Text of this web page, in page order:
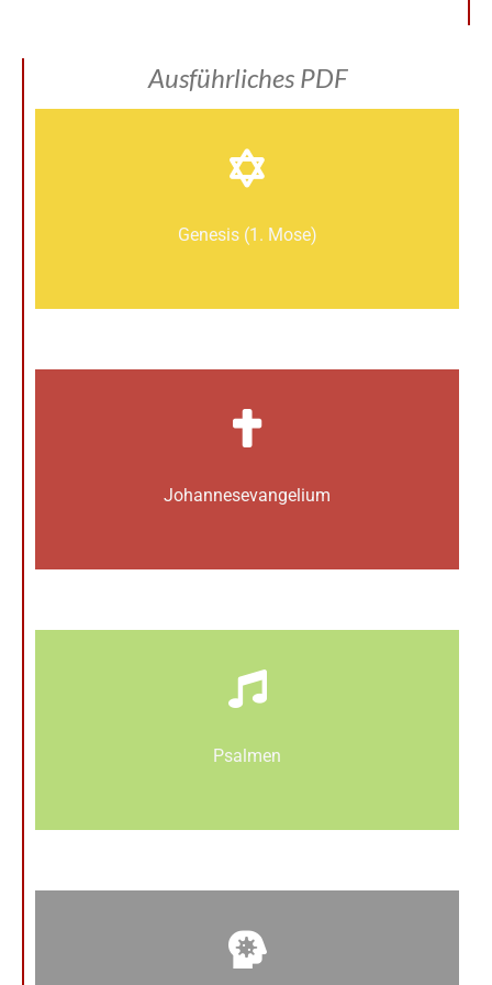
Ausführliches PDF
Genesis (1. Mose)
Johannes­­evangelium
Psalmen